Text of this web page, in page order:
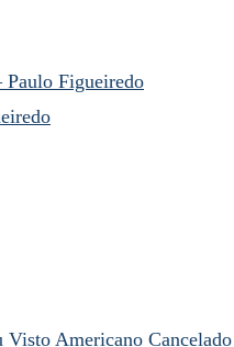
Paulo Figueiredo
Visto Americano Cancelado